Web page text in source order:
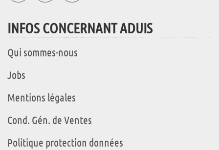
INFOS CONCERNANT ADUIS
Qui sommes-nous
Jobs
Mentions légales
Cond. Gén. de Ventes
Politique protection données